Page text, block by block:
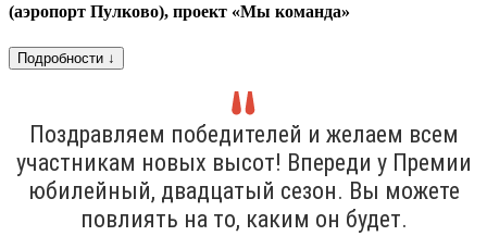
(аэропорт Пулково), проект «Мы команда»
Подробности ↓
Поздравляем победителей и желаем всем
участникам новых высот! Впереди у Премии
юбилейный, двадцатый сезон. Вы можете
повлиять на то, каким он будет.